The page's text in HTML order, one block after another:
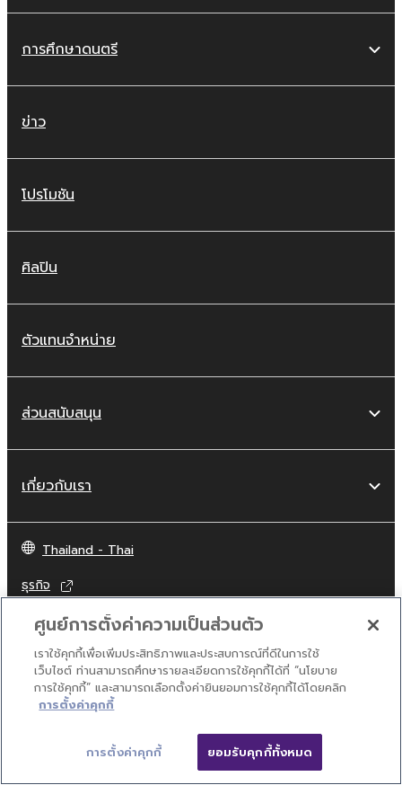
การศึกษาดนตรี
ข่าว
โปรโมชัน
ศิลปิน
ตัวแทนจำหน่าย
ส่วนสนับสนุน
เกี่ยวกับเรา
Thailand - Thai
ธุรกิจ
ติดต่อเรา
นโยบายส่วนบุคคล
ศูนย์การตั้งค่าความเป็นส่วนตัว
เราใช้คุกกี้เพื่อเพิ่มประสิทธิภาพและประสบการณ์ที่ดีในการใช้
เว็บไซต์ ท่านสามารถศึกษารายละเอียดการใช้คุกกี้ได้ที่ “นโยบาย
การใช้คุกกี้” และสามารถเลือกตั้งค่ายินยอมการใช้คุกกี้ได้โดยคลิก
การตั้งค่าคุกกี้
การตั้งค่าคุกกี้ ยอมรับคุกกี้ทั้งหมด